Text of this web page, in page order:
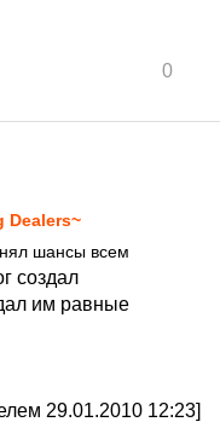
0
Dealers~
шансы всем
создал
им равные
29.01.2010 12:23]